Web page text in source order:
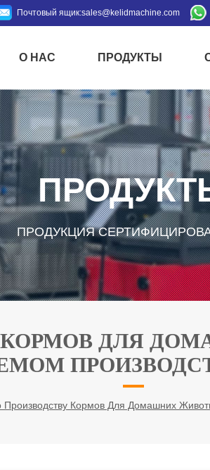
Почтовый ящик:sales@kelidmachine.com
О НАС ПРОДУКТЫ
ПРОДУКЦИЯ
КОРМОВ ДЛЯ
Производству Кормов Для Домашних